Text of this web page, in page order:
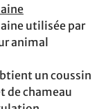
utilisée par
animal
un coussin
de chameau